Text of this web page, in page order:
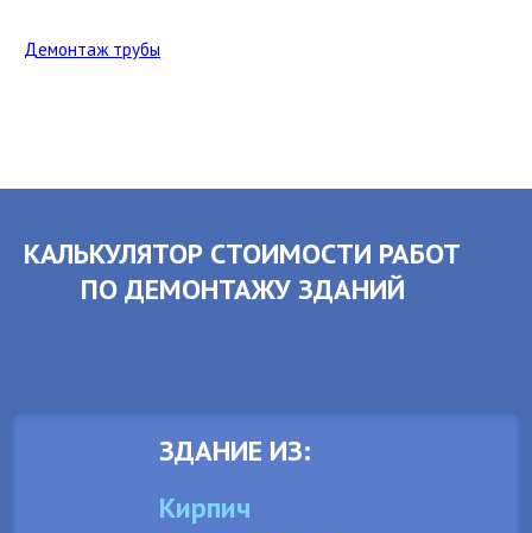
Демонтаж трубы
КАЛЬКУЛЯТОР СТОИМОСТИ РАБОТ
ПО ДЕМОНТАЖУ ЗДАНИЙ
ЗДАНИЕ ИЗ:
Кирпич